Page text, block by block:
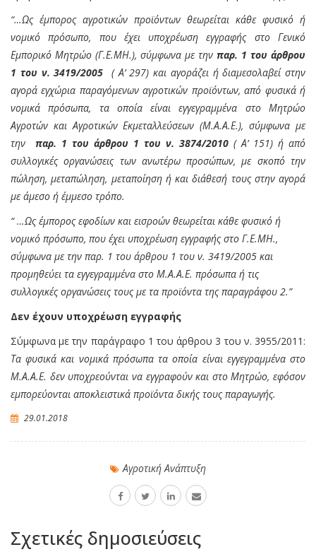
“…Ως έμπορος αγροτικών προϊόντων θεωρείται κάθε φυσικό ή
νομικό πρόσωπο, που έχει υποχρέωση εγγραφής στο Γενικό
Εμπορικό Μητρώο (Γ.Ε.ΜΗ.), σύμφωνα με την παρ. 1 του άρθρου
1 του ν. 3419/2005
( Α’ 297) και αγοράζει ή διαμεσολαβεί στην
αγορά εγχώρια παραγόμενων αγροτικών προϊόντων, από φυσικά ή
νομικά πρόσωπα, τα οποία είναι εγγεγραμμένα στο Μητρώο
Αγροτών και Αγροτικών Εκμεταλλεύσεων (Μ.Α.Α.Ε.), σύμφωνα με
την
παρ. 1 του άρθρου 1 του ν. 3874/2010 ( Α’ 151) ή από
συλλογικές οργανώσεις των ανωτέρω προσώπων, με σκοπό την
πώληση, μεταπώληση, μεταποίηση ή και διάθεσή τους στην αγορά
με άμεσο ή έμμεσο τρόπο.
“ …Ως έμπορος εφοδίων και εισροών θεωρείται κάθε φυσικό ή
νομικό πρόσωπο, που έχει υποχρέωση εγγραφής στο Γ.Ε.ΜΗ.,
σύμφωνα με την παρ. 1 του άρθρου 1 του ν. 3419/2005 και
προμηθεύει τα εγγεγραμμένα στο Μ.Α.Α.Ε. πρόσωπα ή τις
συλλογικές οργανώσεις τους με τα προϊόντα της παραγράφου 2.”
Δεν έχουν υποχρέωση εγγραφής
Σύμφωνα με την παράγραφο 1 του άρθρου 3 του ν. 3955/2011:
Τα φυσικά και νομικά πρόσωπα τα οποία είναι εγγεγραμμένα στο
Μ.Α.Α.Ε. δεν υποχρεούνται να εγγραφούν και στο Μητρώο, εφόσον
εμπορεύονται αποκλειστικά προϊόντα δικής τους παραγωγής.
29.01.2018
Αγροτική Ανάπτυξη
Σχετικές δημοσιεύσεις